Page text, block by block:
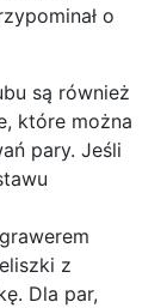
o
są również
które można
pary. Jeśli
z
Dla par,